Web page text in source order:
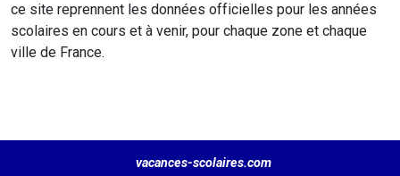
ce site reprennent les données officielles pour les années
scolaires en cours et à venir, pour chaque zone et chaque
ville de France.
vacances-scolaires.com